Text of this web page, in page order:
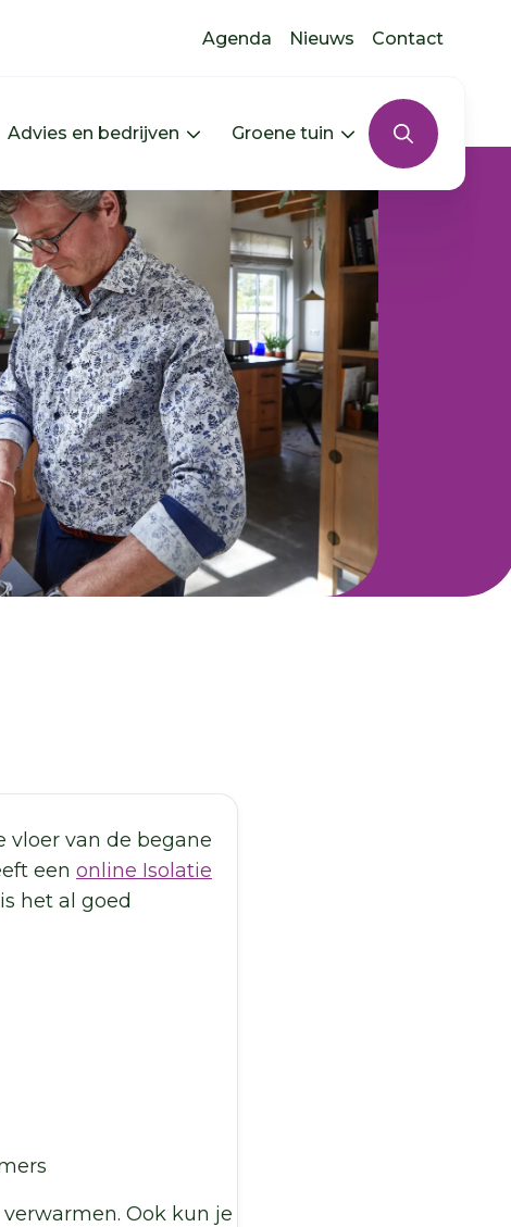
Agenda Nieuws Contact
uitklappen
In jouw buurt uitklappen
Advies en bedrijven Menu Advies en bedrijven
Groene tuin Menu Groene
vloer van de begane
een online Isolatie
het al goed
Ook kun je